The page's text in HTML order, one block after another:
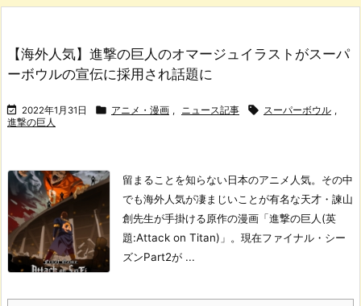
【海外人気】進撃の巨人のオマージュイラストがスーパ
ーボウルの宣伝に採用され話題に
 2022年1月31日  アニメ・漫画 , ニュース記事  スーパーボウル ,
進撃の巨人
留まることを知らない日本のアニメ人気。 その中
でも海外人気が凄まじいことが有名な天才・諫山
創先生が手掛ける原作の漫画「進撃の巨人(英
題:Attack on Titan)」。 現在ファイナル・シー
ズンPart2が ...